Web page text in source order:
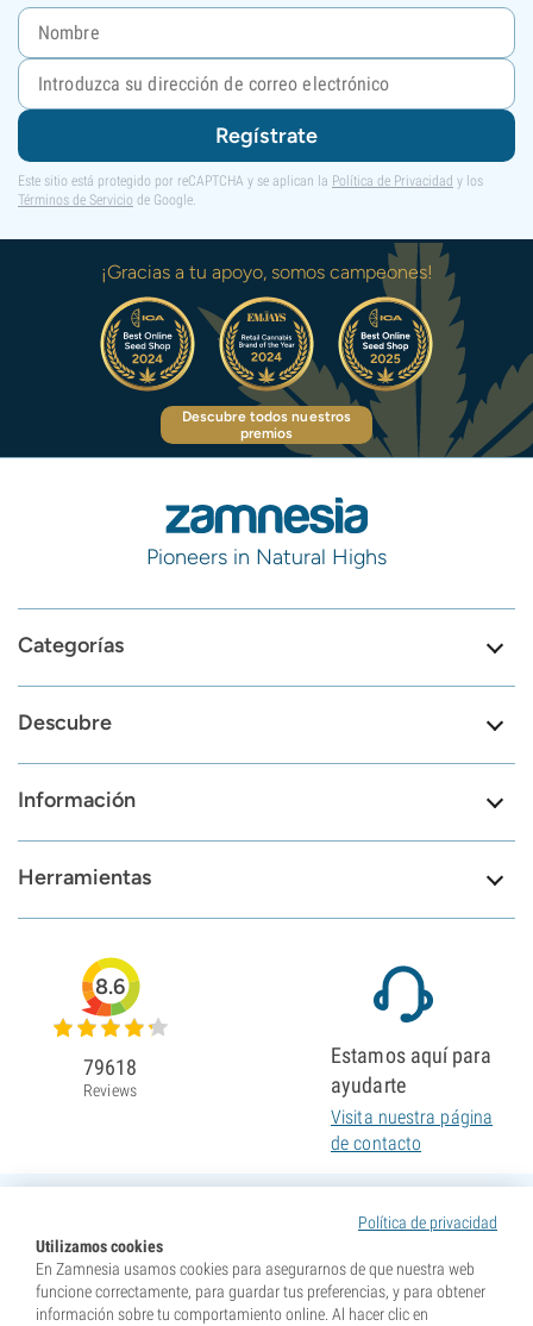
Regístrate
Este sitio está protegido por reCAPTCHA y se aplican la Política de Privacidad y los
Términos de Servicio de Google.
¡Gracias a tu apoyo, somos campeones!
Descubre todos nuestros
premios
Pioneers in Natural Highs
Categorías
Descubre
Información
Herramientas
Política de privacidad
Utilizamos cookies
En Zamnesia usamos cookies para asegurarnos de que nuestra web
funcione correctamente, para guardar tus preferencias, y para obtener
información sobre tu comportamiento online. Al hacer clic en
8.6
79618
Reviews
Estamos aquí para
ayudarte
Visita nuestra página
de contacto